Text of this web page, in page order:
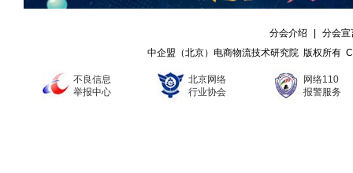
分会介绍 |
分会宣
中企盟（北京）电商物流技术研究院 版权所
不良信息
举报中心
北京网络
行业协会
网络110
报警服务